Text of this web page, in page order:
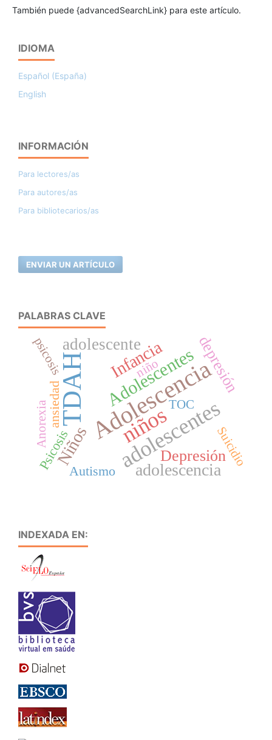
También puede {advancedSearchLink} para este artículo.
IDIOMA
Español (España)
English
INFORMACIÓN
Para lectores/as
Para autores/as
Para bibliotecarios/as
ENVIAR UN ARTÍCULO
PALABRAS CLAVE
TDAH Adolescencia
niños
adolescentes
Adolescentes
Infancia
adolescencia
Niños
adolescente
Depresión
depresión
Autismo
Psicosis
ansiedad TOC
psicosis
Anorexia
niño
Suicidio
INDEXADA EN: